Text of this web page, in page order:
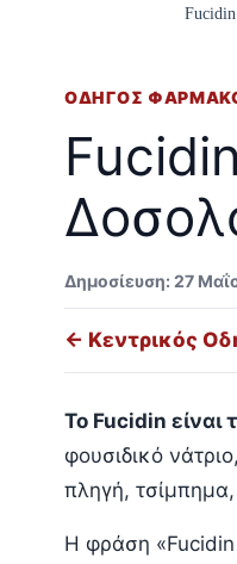
Fucidin
ΟΔΗΓΟΣ
Δημοσίευση: 27
← Κεντρικός
Το Fucidin είναι
φουσιδικό
πληγή,
Η φράση «Fucidin